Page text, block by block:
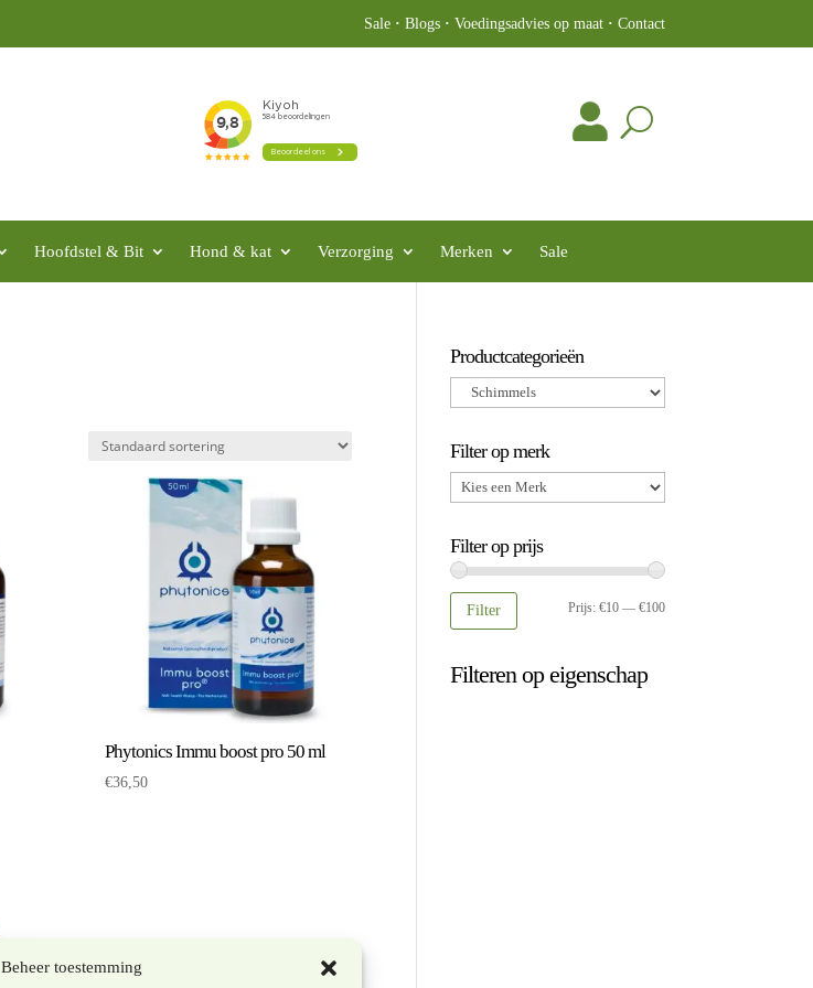
Beheer toestemming
Sale· Blogs· Voedingsadvies op maat· Contact
Hoofdstel & Bit Hond & kat Verzorging Merken Sale
Phytonics Immu boost pro 50 ml
€36,50
Productcategorieën
Filter op merk
Filter op prijs
Min.
Max.
Filter Prijs: €10— €100
Filteren op eigenschap